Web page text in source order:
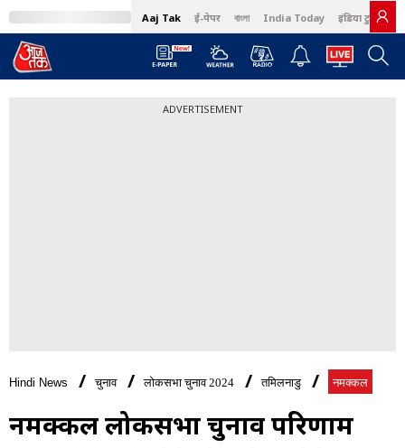
Aaj Tak ई-पेपर বাংলা India Today इंडिया टुडे हिंदी
ADVERTISEMENT
Hindi News चुनाव लोकसभा चुनाव 2024 तमिलनाडु नमक्कल
नमक्कल लोकसभा चुनाव परिणाम